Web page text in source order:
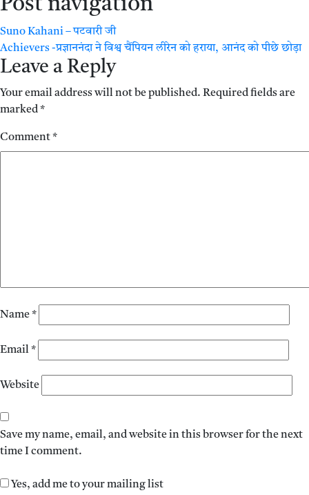
Post navigation
Suno Kahani – पटवारी जी
Achievers -प्रज्ञाननंदा ने विश्व चैंपियन लीरेन को हराया, आनंद को पीछे छोड़ा
Leave a Reply
Your email address will not be published. Required fields are
marked*
Comment*
Name*
Email*
Website
Save my name, email, and website in this browser for the next
time I comment.
Yes, add me to your mailing list